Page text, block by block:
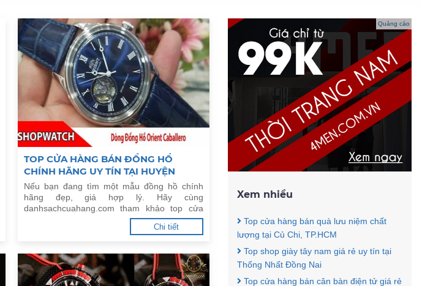
TOP CỬA HÀNG BÁN ĐỒNG HỒ
CHÍNH HÃNG UY TÍN TẠI HUYỆN
THANH TRÌ, HÀ NỘI
Nếu bạn đang tìm một mẫu đồng hồ chính
hãng đẹp, giá hợp lý. Hãy cùng
danhsachcuahang.com tham khảo top cửa
hàng bán đồng hồ chính hãng uy tín tại
Chi tiết
Quảng cáo
Xem nhiều
Top cửa hàng bán quà lưu niệm chất
lượng tại Củ Chi, TP.HCM
Top shop giày tây nam giá rẻ uy tín tại
Thống Nhất Đồng Nai
Top cửa hàng bán cân bàn điện tử giá rẻ